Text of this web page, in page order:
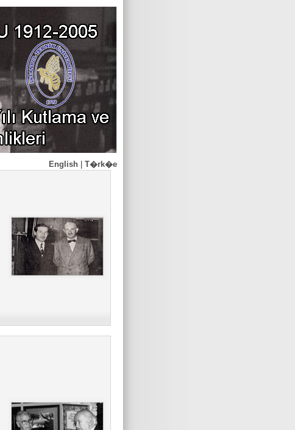
English
T�rk�e